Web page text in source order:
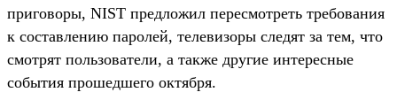
при­гово­ры, NIST пред­ложил перес­мотреть тре­бова­ния
к сос­тавле­нию паролей, телеви­зоры сле­дят за тем, что
смот­рят поль­зовате­ли, а так­же дру­гие инте­рес­ные
события про­шед­шего октября.